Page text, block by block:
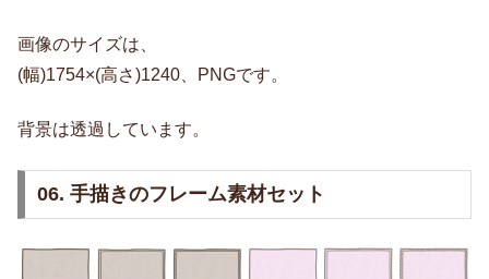
画像のサイズは、
(幅)1754×(高さ)1240、PNGです。
背景は透過しています。
06. 手描きのフレーム素材セット